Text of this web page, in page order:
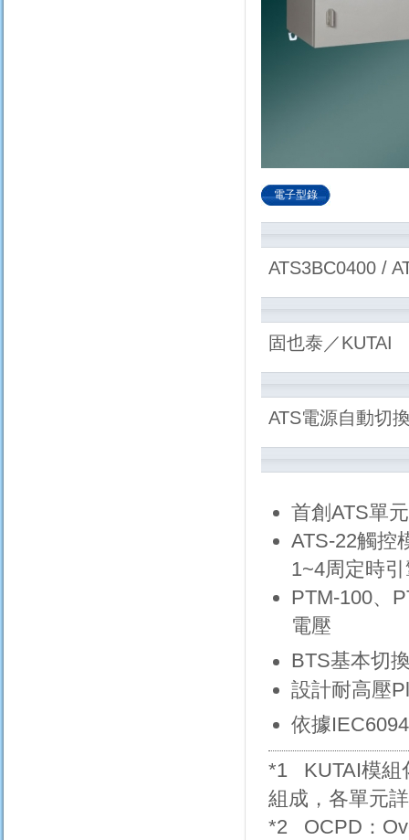
電子型錄
ATS3BC0400 /
固也泰／KUTAI
ATS電源自動切
首創ATS單
ATS-22觸控
1~4周定時
PTM-100、
電壓
BTS基本切
設計耐高壓
依據
*1 KUTAI模組
組成，各單元
*2 OCPD：